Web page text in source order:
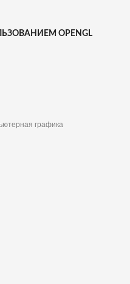
OPENGL
графика